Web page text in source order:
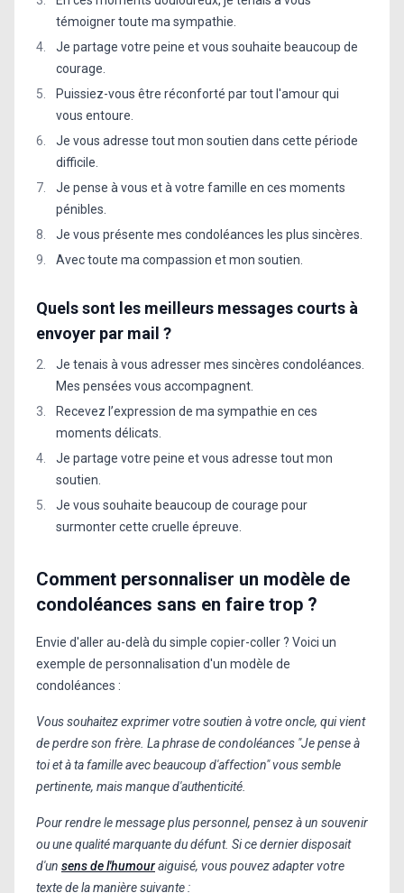
témoigner toute ma sympathie.
Je partage votre peine et vous souhaite beaucoup de
courage.
Puissiez-vous être réconforté par tout l'amour qui
vous entoure.
Je vous adresse tout mon soutien dans cette période
difficile.
Je pense à vous et à votre famille en ces moments
pénibles.
Je vous présente mes condoléances les plus sincères.
Avec toute ma compassion et mon soutien.
Quels sont les meilleurs messages courts à
envoyer par mail ?
Je tenais à vous adresser mes sincères condoléances.
Mes pensées vous accompagnent.
Recevez l’expression de ma sympathie en ces
moments délicats.
Je partage votre peine et vous adresse tout mon
soutien.
Je vous souhaite beaucoup de courage pour
surmonter cette cruelle épreuve.
Comment personnaliser un modèle de
condoléances sans en faire trop ?
Envie d'aller au-delà du simple copier-coller ? Voici un
exemple de personnalisation d'un modèle de
condoléances :
Vous souhaitez exprimer votre soutien à votre oncle, qui vient
de perdre son frère. La phrase de condoléances "Je pense à
toi et à ta famille avec beaucoup d'affection" vous semble
pertinente, mais manque d'authenticité.
Pour rendre le message plus personnel, pensez à un souvenir
ou une qualité marquante du défunt. Si ce dernier disposait
d'un sens de l'humouraiguisé, vous pouvez adapter votre
texte de la manière suivante :